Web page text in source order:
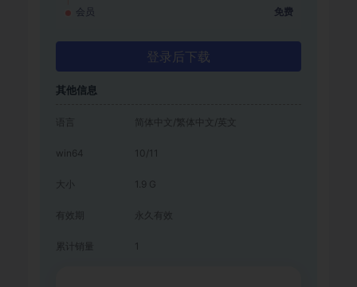
会员 免费
登录后下载
其他信息
语言 简体中文/繁体中文/英文
win64 10/11
大小 1.9 G
有效期 永久有效
累计销量 1